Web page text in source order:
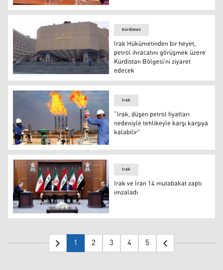
ABD Savunma Bakanı Lloyd Austin'nin Irak Savunma
Irak Petrol Bakanlığı
kürdistan
Irak Hükümetinden bir heyet,
petrol ihracatını görüşmek üzere
Kürdistan Bölgesi'ni ziyaret
edecek
Irak'ta bir petrol sahası
Irak
“Irak, düşen petrol fiyatları
nedeniyle tehlikeyle karşı karşıya
kalabilir”
Irak ve İran 14 mutabakat zaptı imzaladı
Irak
Irak ve İran 14 mutabakat zaptı
imzaladı
1 2 3 4 5